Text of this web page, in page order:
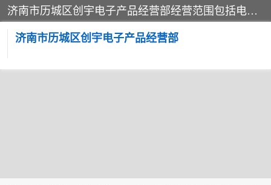
济南市历城区创宇电子产品经营部经营范围包括电子产品、起重机械配件、电气设备、仪器仪表、配电箱、监控设备的批发、零售；配电箱、仪器仪表（不含计量器）、工业自动化设备（不含特种设备、电力设备）的安装、维修。（依法须经批准的项目，经相关部门批准后方可开展经营活动）。
济南市历城区创宇电子产品经营部